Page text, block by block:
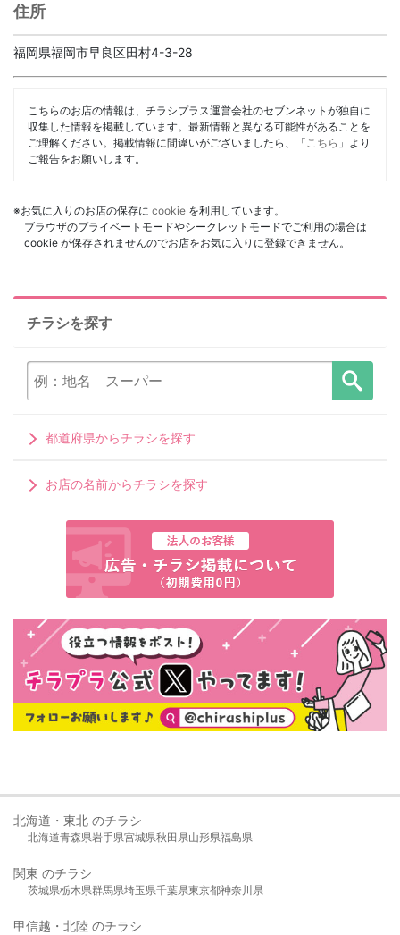
住所
福岡県福岡市早良区田村4-3-28
こちらのお店の情報は、チラシプラス運営会社のセブンネットが独自に
収集した情報を掲載しています。最新情報と異なる可能性があることを
ご理解ください。掲載情報に間違いがございましたら、「 こちら 」より
ご報告をお願いします。
※お気に入りのお店の保存に cookie を利用しています。
ブラウザのプライベートモードやシークレットモードでご利用の場合は
cookie が保存されませんのでお店をお気に入りに登録できません。
チラシを探す
都道府県からチラシを探す
お店の名前からチラシを探す
北海道・東北 のチラシ
北海道青森県岩手県宮城県秋田県山形県福島県
関東 のチラシ
茨城県栃木県群馬県埼玉県千葉県東京都神奈川県
甲信越・北陸 のチラシ